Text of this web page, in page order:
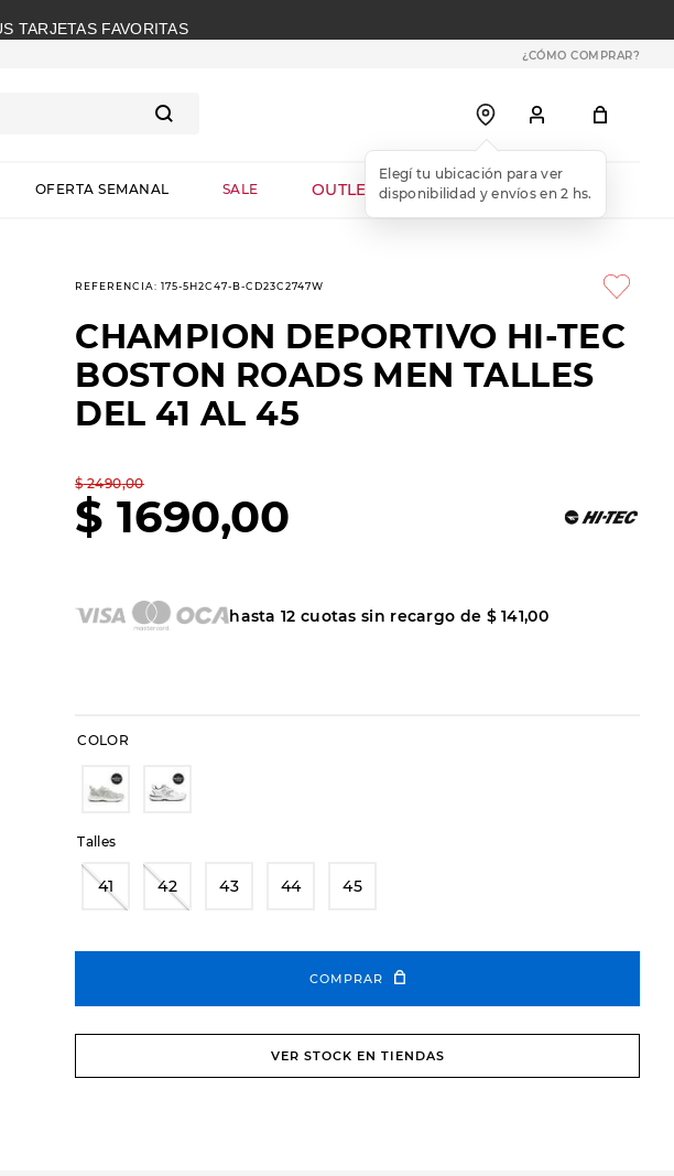
TARJETAS FAVORITAS
¿CÓMO COMPRAR?
OFERTA SEMANAL SALE OUTLET WEB
REFERENCIA:175-5H2C47-B-CD23C2747W
CHAMPION DEPORTIVO HI-TEC
BOSTON ROADS MEN TALLES
DEL 41 AL 45
$ 2490,00
$ 1690,00
hasta12 cuotas sin recargo de $ 141,00
COLOR
Talles
41 42 43 44 45
COMPRAR
VER STOCK EN TIENDAS